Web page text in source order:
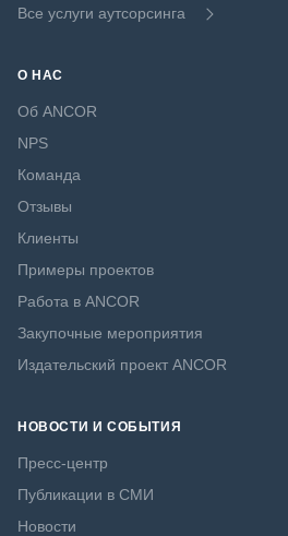
Все услуги аутсорсинга
О НАС
Об ANCOR
NPS
Команда
Отзывы
Клиенты
Примеры проектов
Работа в ANCOR
Закупочные мероприятия
Издательский проект ANCOR
НОВОСТИ И СОБЫТИЯ
Пресс-центр
Публикации в СМИ
Новости